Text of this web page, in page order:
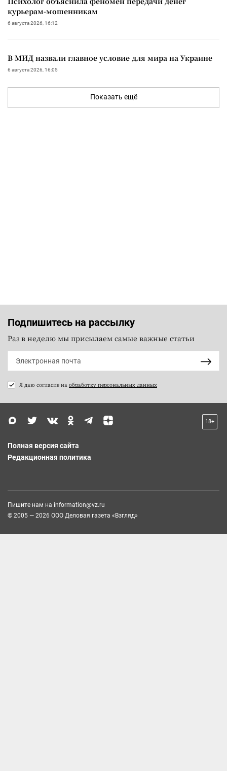
курьерам-мошенникам
6 августа 2026, 16:12
В МИД назвали главное условие для мира на Украине
6 августа 2026, 16:05
Показать ещё
Подпишитесь на рассылку
Раз в неделю мы присылаем самые важные статьи
Я даю согласие на обработку персональных данных
18+
Полная версия сайта
Редакционная политика
Пишите нам на information@vz.ru
© 2005 — 2026 ООО Деловая газета «Взгляд»